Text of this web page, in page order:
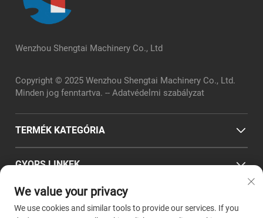
Wenzhou Shengtai Machinery Co., Ltd
Copyright © 2025 Wenzhou Shengtai Machinery Co., Ltd.
Minden jog fenntartva. -- Adatvédelmi szabályzat
TERMÉK KATEGÓRIA
GYORS LINKEK
KAPCSOLATI INFORMÁCIÓ
We value your privacy
We use cookies and similar tools to provide our services. If you